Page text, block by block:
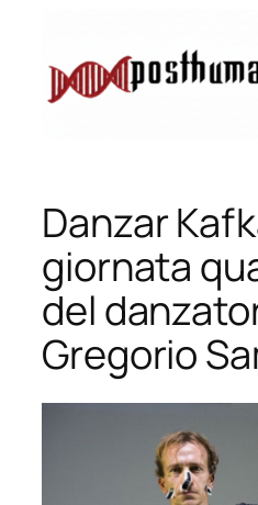
contenuto
Danzar
giornata
del
Gregorio